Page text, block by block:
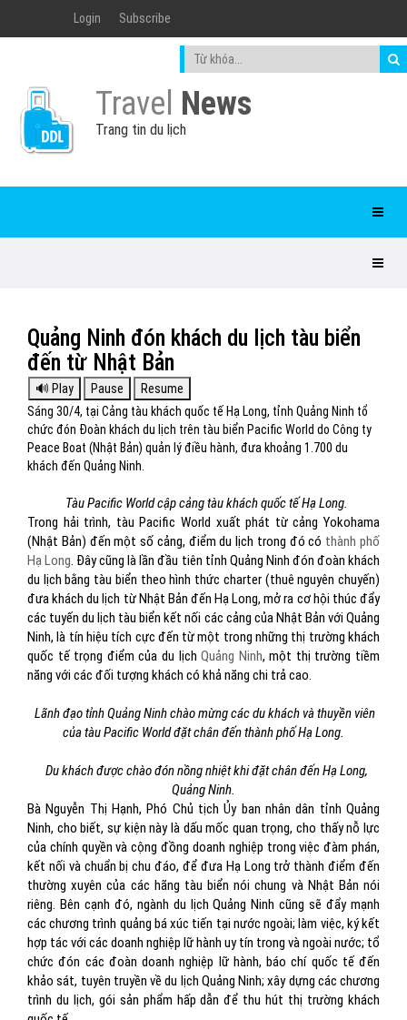
Login Subscribe
Travel News
Trang tin du lịch
Quảng Ninh đón khách du lịch tàu biển
đến từ Nhật Bản
Sáng 30/4, tại Cảng tàu khách quốc tế Hạ Long, tỉnh Quảng Ninh tổ
chức đón Đoàn khách du lịch trên tàu biển Pacific World do Công ty
Peace Boat (Nhật Bản) quản lý điều hành, đưa khoảng 1.700 du
khách đến Quảng Ninh.
Tàu Pacific World cập cảng tàu khách quốc tế Hạ Long.
Trong hải trình, tàu Pacific World xuất phát từ cảng Yokohama
(Nhật Bản) đến một số cảng, điểm du lịch trong đó có thành phố
Hạ Long. Đây cũng là lần đầu tiên tỉnh Quảng Ninh đón đoàn khách
du lịch bằng tàu biển theo hình thức charter (thuê nguyên chuyến)
đưa khách du lịch từ Nhật Bản đến Hạ Long, mở ra cơ hội thúc đẩy
các tuyến du lịch tàu biển kết nối các cảng của Nhật Bản với Quảng
Ninh, là tín hiệu tích cực đến từ một trong những thị trường khách
quốc tế trọng điểm của du lịchQuảng Ninh, một thị trường tiềm
năng với các đối tượng khách có khả năng chi trả cao.
Lãnh đạo tỉnh Quảng Ninh chào mừng các du khách và thuyền viên
của tàu Pacific Worldđặt chân đến thành phố Hạ Long.
Du khách được chào đón nồng nhiệt khi đặt chân đến Hạ Long,
Quảng Ninh.
Bà Nguyễn Thị Hạnh, Phó Chủ tịch Ủy ban nhân dân tỉnh Quảng
Ninh, cho biết, sự kiện này là dấu mốc quan trọng, cho thấy nỗ lực
của chính quyền và cộng đồng doanh nghiệp trong việc đàm phán,
kết nối và chuẩn bị chu đáo, để đưa Hạ Long trở thành điểm đến
thường xuyên của các hãng tàu biển nói chung và Nhật Bản nói
riêng. Bên cạnh đó, ngành du lịch Quảng Ninh cũng sẽ đẩy mạnh
các chương trình quảng bá xúc tiến tại nước ngoài; làm việc, ký kết
hợp tác với các doanh nghiệp lữ hành uy tín trong và ngoài nước; tổ
chức đón các đoàn doanh nghiệp lữ hành, báo chí quốc tế đến
khảo sát, tuyên truyền về du lịch Quảng Ninh; xây dựng các chương
trình du lịch, gói sản phẩm hấp dẫn để thu hút thị trường khách